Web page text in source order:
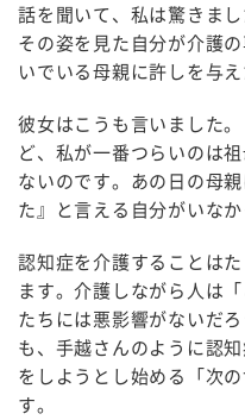
話を聞いて、私は驚きま
その姿を見た自分が介護
いでいる母親に許しを与
彼女はこうも言いました
ど、私が一番つらいのは
ないのです。あの日の母
た』と言える自分がいな
認知症を介護することは
ます。介護しながら人は
たちには悪影響がないだ
も、手越さんのように認
をしようとし始める「次
す。